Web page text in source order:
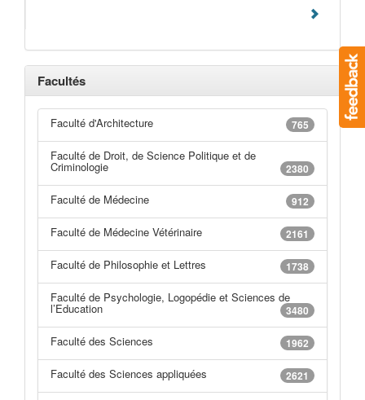
Facultés
Faculté d'Architecture 765
Faculté de Droit, de Science Politique et de
Criminologie 2380
Faculté de Médecine 912
Faculté de Médecine Vétérinaire 2161
Faculté de Philosophie et Lettres 1738
Faculté de Psychologie, Logopédie et Sciences de
l’Education 3480
Faculté des Sciences 1962
Faculté des Sciences appliquées 2621